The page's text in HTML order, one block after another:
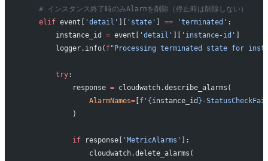
    # インスタンス終了時のみAlarmを削除（停止時は削除しない）
    elif
event[ 'detail' ][ 'state' ] == 'terminated' :
        instance_id
= event[ 'detail' ][ 'instance-id' ]
        logger.info(
f"Processing terminated state for
        try
:
            response
= cloudwatch.describe_alarms(
                AlarmNames
=[f' {instance_id } -
            )
            if
response[ 'MetricAlarms' ]:
                cloudwatch.delete_alarms(